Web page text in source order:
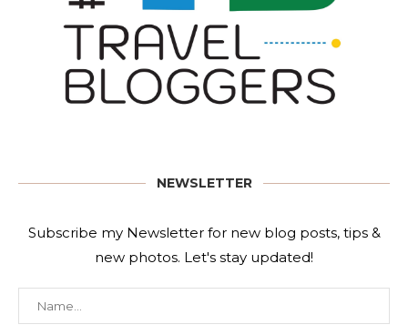
NEWSLETTER
Subscribe my Newsletter for new blog posts, tips &
new photos. Let's stay updated!